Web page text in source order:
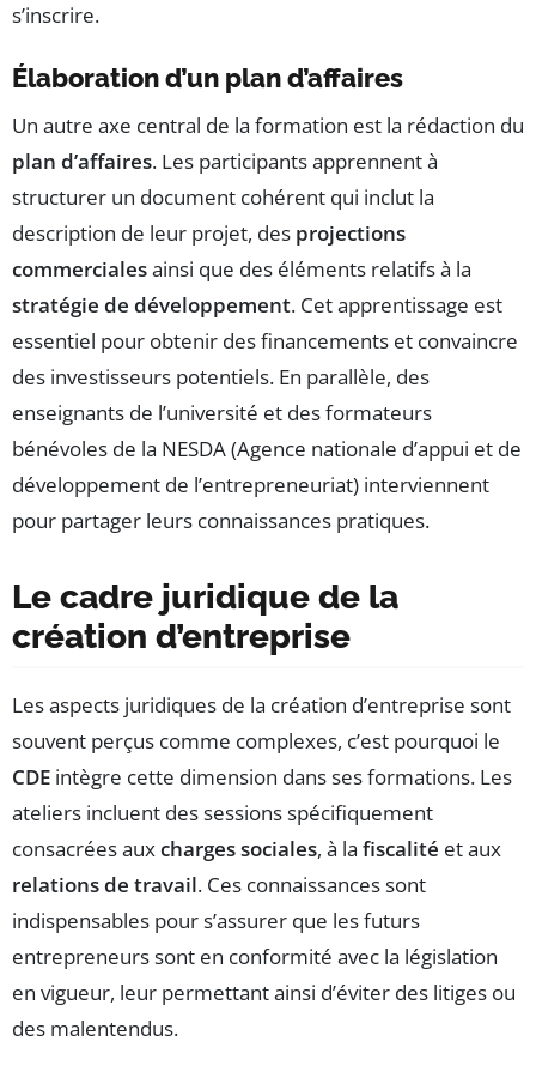
s’inscrire.
Élaboration d’un plan d’affaires
Un autre axe central de la formation est la rédaction du
plan d’affaires. Les participants apprennent à
structurer un document cohérent qui inclut la
description de leur projet, des projections
commercialesainsi que des éléments relatifs à la
stratégie de développement. Cet apprentissage est
essentiel pour obtenir des financements et convaincre
des investisseurs potentiels. En parallèle, des
enseignants de l’université et des formateurs
bénévoles de la NESDA (Agence nationale d’appui et de
développement de l’entrepreneuriat) interviennent
pour partager leurs connaissances pratiques.
Le cadre juridique de la
création d’entreprise
Les aspects juridiques de la création d’entreprise sont
souvent perçus comme complexes, c’est pourquoi le
CDE intègre cette dimension dans ses formations. Les
ateliers incluent des sessions spécifiquement
consacrées auxcharges sociales, à la fiscalité et aux
relations de travail. Ces connaissances sont
indispensables pour s’assurer que les futurs
entrepreneurs sont en conformité avec la législation
en vigueur, leur permettant ainsi d’éviter des litiges ou
des malentendus.